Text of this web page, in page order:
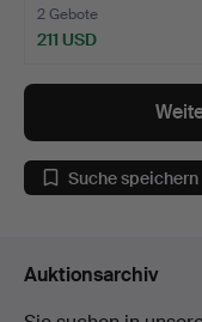
2 Gebote
211 USD
Suche speichern
Auktionsarchiv